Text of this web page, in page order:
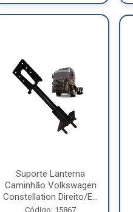
Suporte Lanterna
Caminhão Volkswagen
Constellation Direito/E...
Código: 15867